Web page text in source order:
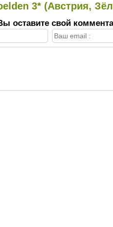
3* (Австрия,
оставите свой